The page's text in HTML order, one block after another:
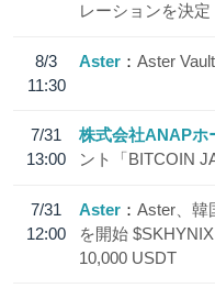
レーションを決定
8/3
11:30
Aster Aster
7/31
13:00
株式会社ANAPホ
ント「BITCOIN
7/31
12:00
Aster
Aster、韓
を開始
10,000 USDT